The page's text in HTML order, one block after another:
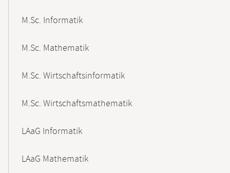
M.Sc. Informatik
M.Sc. Mathematik
M.Sc. Wirtschaftsinformatik
M.Sc. Wirtschaftsmathematik
LAaG Informatik
LAaG Mathematik